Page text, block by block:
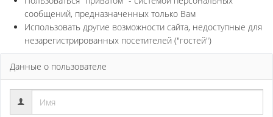
сообщений, предназначенных только Вам
Использовать другие возможности сайта, недоступные для
незарегистрированных посетителей ("гостей")
Данные о пользователе